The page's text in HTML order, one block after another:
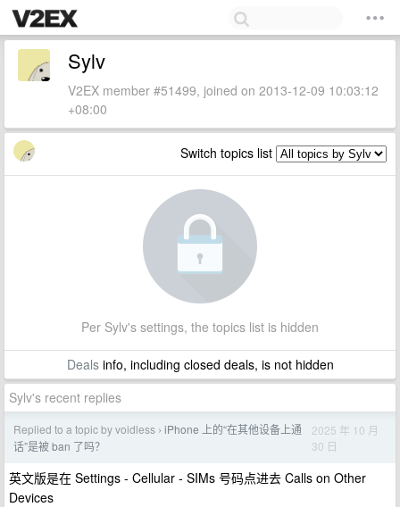
Sylv
V2EX member #51499, joined on 2013-12-09 10:03:12
+08:00
Switch topics list
Per Sylv's settings, the topics list is hidden
Dealsinfo, including closed deals, is not hidden
Sylv's recent replies
Replied to a topic by voidless › iPhone 上的“在其他设备上通
话”是被 ban 了吗？
2025 年 10 月
30 日
英文版是在 Settings - Cellular - SIMs 号码点进去 Calls on Other
Devices